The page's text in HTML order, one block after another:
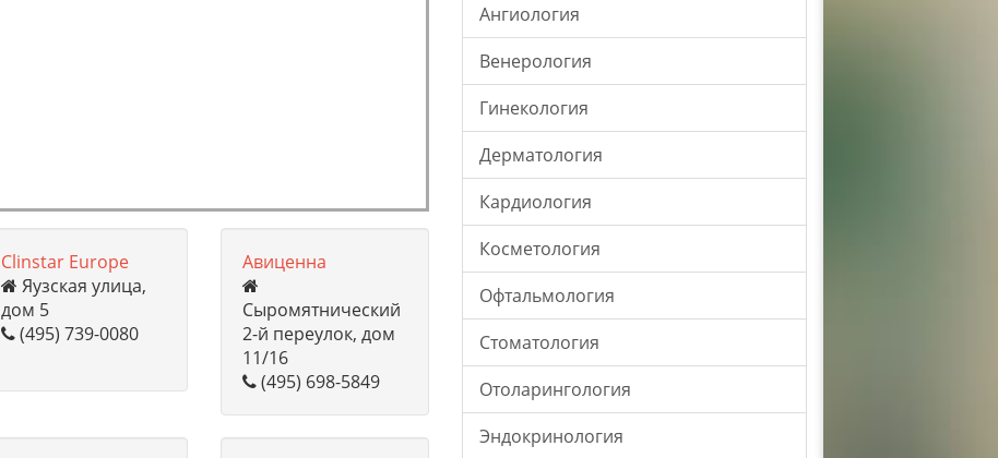
Clinstar Europe
Яузская улица,
дом 5
(495) 739-0080
Авиценна
Сыромятнический
2-й переулок, дом
11/16
(495) 698-5849
Ангиология
Венерология
Гинекология
Дерматология
Кардиология
Косметология
Офтальмология
Стоматология
Отоларингология
Эндокринология